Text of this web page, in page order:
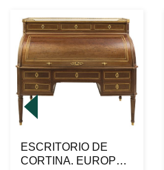
ESCRITORIO DE
CORTINA. EUROPA.